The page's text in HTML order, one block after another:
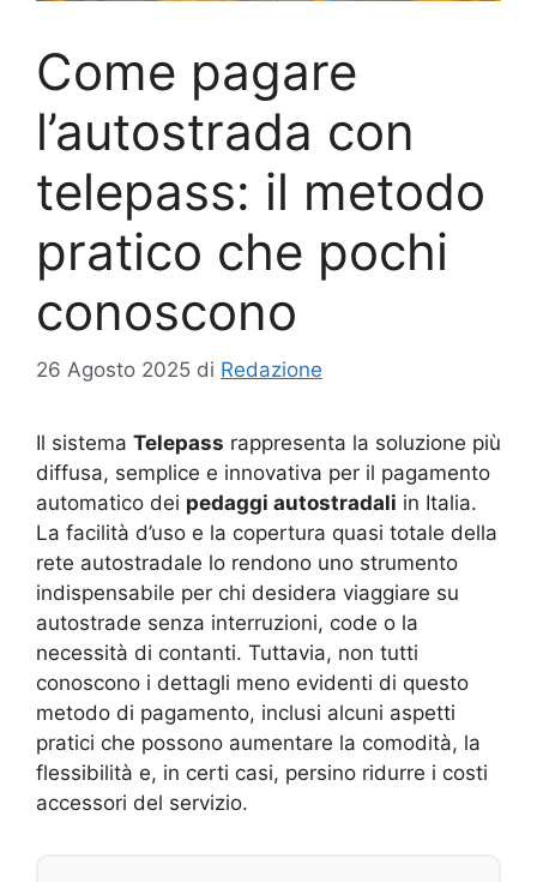
Come pagare
l’autostrada con
telepass: il metodo
pratico che pochi
conoscono
26 Agosto 2025 di Redazione
Il sistema Telepass rappresenta la soluzione più
diffusa, semplice e innovativa per il pagamento
automatico dei pedaggi autostradali in Italia.
La facilità d’uso e la copertura quasi totale della
rete autostradale lo rendono uno strumento
indispensabile per chi desidera viaggiare su
autostrade senza interruzioni, code o la
necessità di contanti. Tuttavia, non tutti
conoscono i dettagli meno evidenti di questo
metodo di pagamento, inclusi alcuni aspetti
pratici che possono aumentare la comodità, la
flessibilità e, in certi casi, persino ridurre i costi
accessori del servizio.